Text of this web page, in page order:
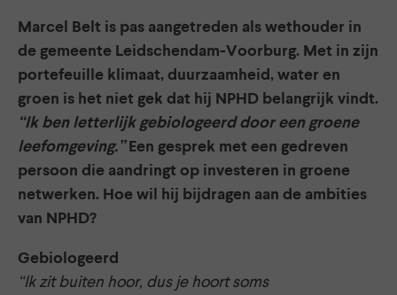
Marcel Belt is pas aangetreden als wethouder in
de gemeente Leidschendam-Voorburg. Met in zijn
portefeuille klimaat, duurzaamheid, water en
groen is het niet gek dat hij NPHD belangrijk vindt.
“Ik ben letterlijk gebiologeerd door een groene
leefomgeving.”Een gesprek met een gedreven
persoon die aandringt op investeren in groene
netwerken. Hoe wil hij bijdragen aan de ambities
van NPHD?
Gebiologeerd
“Ik zit buiten hoor, dus je hoort soms